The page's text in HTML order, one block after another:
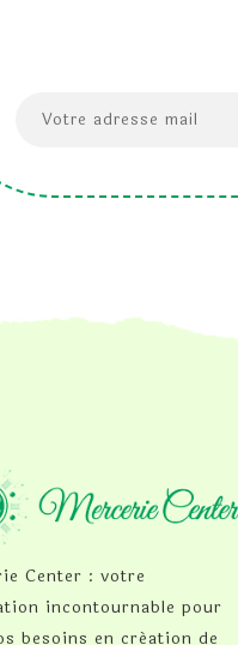
Center : votre
incontournable pour
besoins en création de